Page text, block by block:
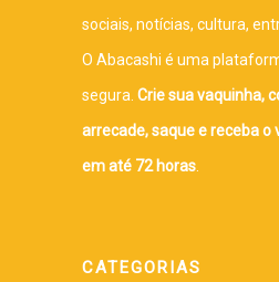
sociais, notícias, cultura,
O Abacashi é uma
segura. Crie sua vaquinha,
arrecade, saque e receba o
em até 72 horas
CATEGORIAS